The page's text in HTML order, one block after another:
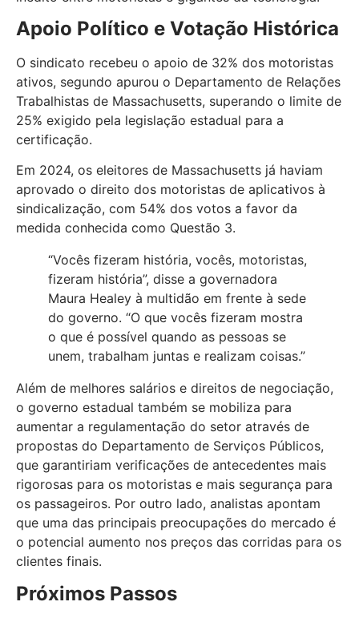
Apoio Político e Votação Histórica
O sindicato recebeu o apoio de 32% dos motoristas
ativos, segundo apurou o Departamento de Relações
Trabalhistas de Massachusetts, superando o limite de
25% exigido pela legislação estadual para a
certificação.
Em 2024, os eleitores de Massachusetts já haviam
aprovado o direito dos motoristas de aplicativos à
sindicalização, com 54% dos votos a favor da
medida conhecida como Questão 3.
“Vocês fizeram história, vocês, motoristas,
fizeram história”, disse a governadora
Maura Healey à multidão em frente à sede
do governo. “O que vocês fizeram mostra
o que é possível quando as pessoas se
unem, trabalham juntas e realizam coisas.”
Além de melhores salários e direitos de negociação,
o governo estadual também se mobiliza para
aumentar a regulamentação do setor através de
propostas do Departamento de Serviços Públicos,
que garantiriam verificações de antecedentes mais
rigorosas para os motoristas e mais segurança para
os passageiros. Por outro lado, analistas apontam
que uma das principais preocupações do mercado é
o potencial aumento nos preços das corridas para os
clientes finais.
Próximos Passos